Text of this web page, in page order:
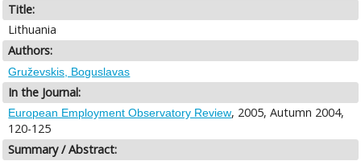
Title:
Lithuania
Authors:
Gruževskis, Boguslavas
In the Journal:
European Employment Observatory Review, 2005, Autumn 2004,
120-125
Summary / Abstract: